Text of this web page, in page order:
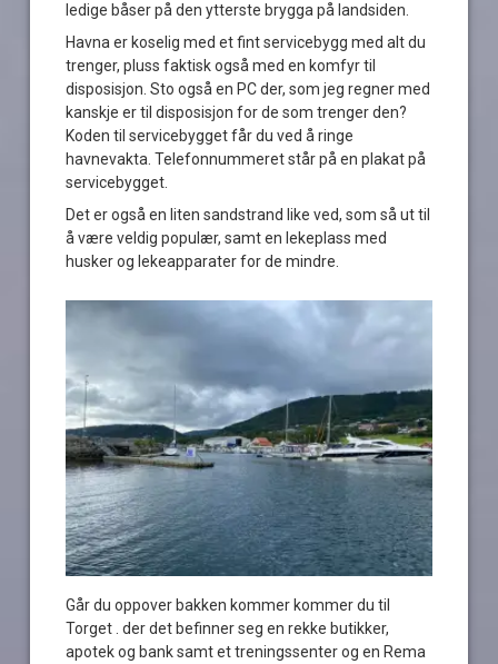
ledige båser på den ytterste brygga på landsiden.
Havna er koselig med et fint servicebygg med alt du
trenger, pluss faktisk også med en komfyr til
disposisjon. Sto også en PC der, som jeg regner med
kanskje er til disposisjon for de som trenger den?
Koden til servicebygget får du ved å ringe
havnevakta. Telefonnummeret står på en plakat på
servicebygget.
Det er også en liten sandstrand like ved, som så ut til
å være veldig populær, samt en lekeplass med
husker og lekeapparater for de mindre.
Går du oppover bakken kommer kommer du til
Torget . der det befinner seg en rekke butikker,
apotek og bank samt et treningssenter og en Rema